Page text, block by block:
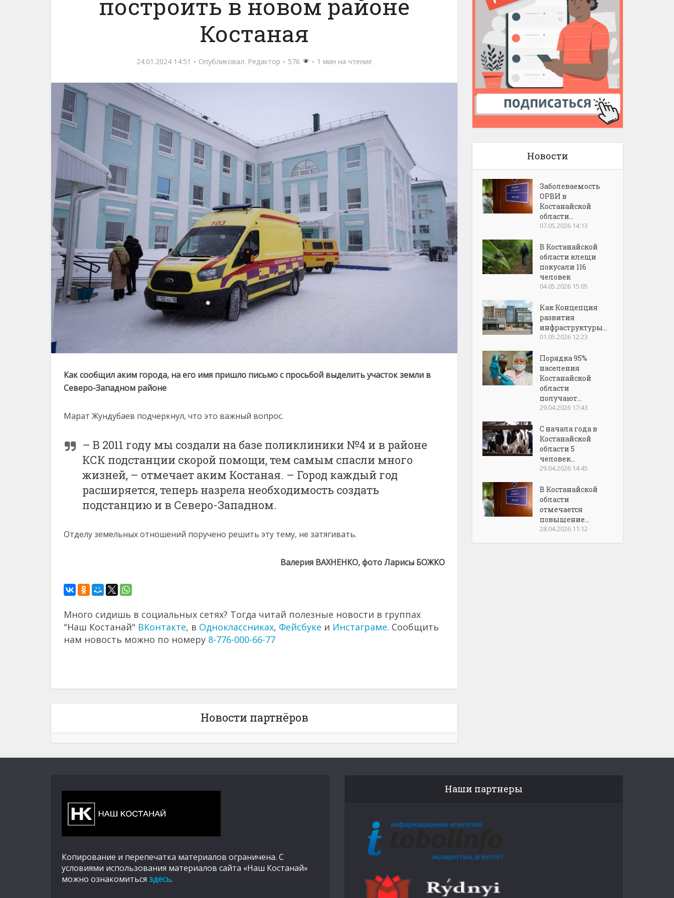
построить в новом районе
Костаная
24.01.2024 14:51 Опубликовал: Редактор 576 1 мин на чтение
Как сообщил аким города, на его имя пришло письмо с просьбой выделить участок земли в
Северо-Западном районе
Марат Жундубаев подчеркнул, что это важный вопрос.
– В 2011 году мы создали на базе поликлиники №4 и в районе
КСК подстанции скорой помощи, тем самым спасли много
жизней, – отмечает аким Костаная. – Город каждый год
расширяется, теперь назрела необходимость создать
подстанцию и в Северо-Западном.
Отделу земельных отношений поручено решить эту тему, не затягивать.
Валерия ВАХНЕНКО, фото Ларисы БОЖКО
Много сидишь в социальных сетях? Тогда читай полезные новости в группах
"Наш Костанай" ВКонтакте, в Одноклассниках, Фейсбуке и Инстаграме. Сообщить
нам новость можно по номеру 8-776-000-66-77
Новости партнёров
Новости
Заболеваемость
ОРВИ в
Костанайской
области...
07.05.2026 14:13
В Костанайской
области клещи
покусали 116
человек
04.05.2026 15:05
Как Концепция
развития
инфраструктуры...
01.05.2026 12:23
Порядка 95%
населения
Костанайской
области
получают...
29.04.2026 17:43
С начала года в
Костанайской
области 5
человек...
29.04.2026 14:45
В Костанайской
области
отмечается
повышение...
28.04.2026 11:12
Копирование и перепечатка материалов ограничена. С
условиями использования материалов сайта «Наш Костанай»
можно ознакомиться здесь.
Наши партнеры